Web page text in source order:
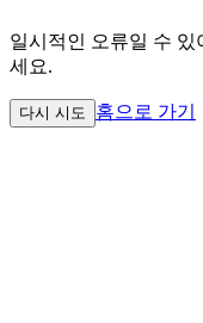
일시적인 오류일 수 있
세요.
다시 시도 홈으로 가기